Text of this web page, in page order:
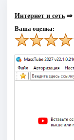
Интернет и сеть⇒
Ваша оценка: